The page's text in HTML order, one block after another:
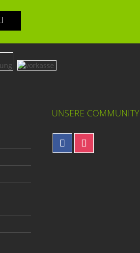
UNSERE COMMUNITY